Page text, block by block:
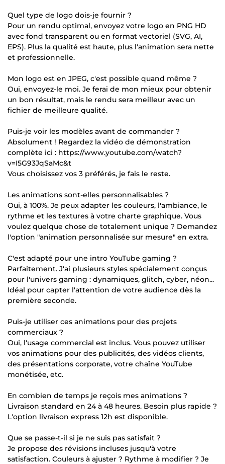
Quel type de logo dois-je fournir ?
Pour un rendu optimal, envoyez votre logo en PNG HD
avec fond transparent ou en format vectoriel (SVG, AI,
EPS). Plus la qualité est haute, plus l'animation sera nette
et professionnelle.
Mon logo est en JPEG, c'est possible quand même ?
Oui, envoyez-le moi. Je ferai de mon mieux pour obtenir
un bon résultat, mais le rendu sera meilleur avec un
fichier de meilleure qualité.
Puis-je voir les modèles avant de commander ?
Absolument ! Regardez la vidéo de démonstration
complète ici : https://www.youtube.com/watch?
v=I5G93JqSaMc&t
Vous choisissez vos 3 préférés, je fais le reste.
Les animations sont-elles personnalisables ?
Oui, à 100%. Je peux adapter les couleurs, l'ambiance, le
rythme et les textures à votre charte graphique. Vous
voulez quelque chose de totalement unique ? Demandez
l'option "animation personnalisée sur mesure" en extra.
C'est adapté pour une intro YouTube gaming ?
Parfaitement. J'ai plusieurs styles spécialement conçus
pour l'univers gaming : dynamiques, glitch, cyber, néon...
Idéal pour capter l'attention de votre audience dès la
première seconde.
Puis-je utiliser ces animations pour des projets
commerciaux ?
Oui, l'usage commercial est inclus. Vous pouvez utiliser
vos animations pour des publicités, des vidéos clients,
des présentations corporate, votre chaîne YouTube
monétisée, etc.
En combien de temps je reçois mes animations ?
Livraison standard en 24 à 48 heures. Besoin plus rapide ?
L'option livraison express 12h est disponible.
Que se passe-t-il si je ne suis pas satisfait ?
Je propose des révisions incluses jusqu'à votre
satisfaction. Couleurs à ajuster ? Rythme à modifier ? Je